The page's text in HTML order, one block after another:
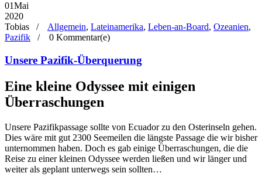
01Mai
2020
Tobias /
Allgemein, Lateinamerika, Leben-an-Board, Ozeanien,
Pazifik / 0 Kommentar(e)
Unsere Pazifik-Überquerung
Eine kleine Odyssee mit einigen
Überraschungen
Unsere Pazifikpassage sollte von Ecuador zu den Osterinseln gehen.
Dies wäre mit gut 2300 Seemeilen die längste Passage die wir bisher
unternommen haben. Doch es gab einige Überraschungen, die die
Reise zu einer kleinen Odyssee werden ließen und wir länger und
weiter als geplant unterwegs sein sollten…